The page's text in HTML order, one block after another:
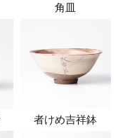
角皿
者けめ吉祥鉢